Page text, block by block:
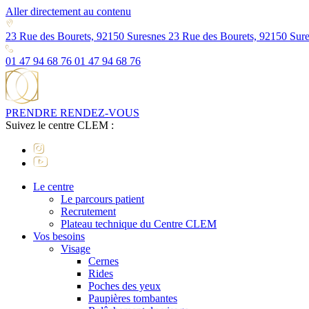
Aller directement au contenu
23 Rue des Bourets, 92150 Suresnes 23 Rue des Bourets, 92150
01 47 94 68 76 01 47 94 68 76
PRENDRE RENDEZ-VOUS
Suivez le centre CLEM :
Le centre
Le parcours patient
Recrutement
Plateau technique du Centre CLEM
Vos besoins
Visage
Cernes
Rides
Poches des yeux
Paupières tombantes